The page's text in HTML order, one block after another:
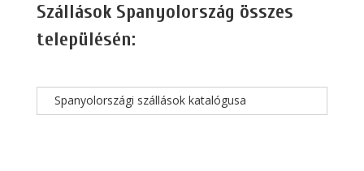
Szállások Spanyolország összes
településén:
Spanyolországi szállások katalógusa